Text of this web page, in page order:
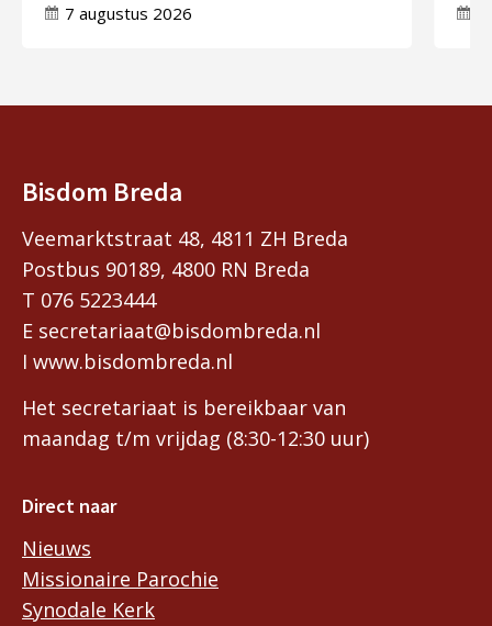
7 augustus 2026
Bisdom Breda
Veemarktstraat 48, 4811 ZH Breda
Postbus 90189, 4800 RN Breda
T 076 5223444
E secretariaat@bisdombreda.nl
I www.bisdombreda.nl
Het secretariaat is bereikbaar van
maandag t/m vrijdag (8:30-12:30 uur)
Direct naar
Nieuws
Missionaire Parochie
Synodale Kerk